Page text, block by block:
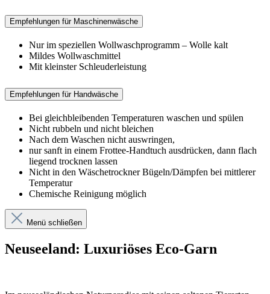
Empfehlungen für Maschinenwäsche
Nur im speziellen Wollwaschprogramm – Wolle kalt
Mildes Wollwaschmittel
Mit kleinster Schleuderleistung
Empfehlungen für Handwäsche
Bei gleichbleibenden Temperaturen waschen und spülen
Nicht rubbeln und nicht bleichen
Nach dem Waschen nicht auswringen,
nur sanft in einem Frottee-Handtuch ausdrücken, dann flach
liegend trocknen lassen
Nicht in den Wäschetrockner Bügeln/Dämpfen bei mittlerer
Temperatur
Chemische Reinigung möglich
Menü schließen
Neuseeland: Luxuriöses Eco-Garn